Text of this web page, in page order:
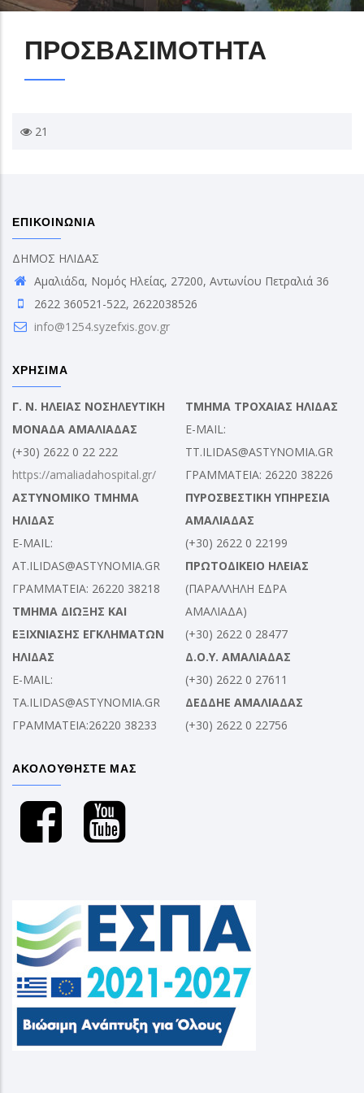
ΠΡΟΣΒΑΣΙΜΟΤΗΤΑ
21
ΕΠΙΚΟΙΝΩΝΙΑ
ΔΗΜΟΣ ΗΛΙΔΑΣ
Αμαλιάδα, Νομός Ηλείας, 27200, Αντωνίου Πετραλιά 36
2622 360521-522, 2622038526
info@1254.syzefxis.gov.gr
ΧΡΗΣΙΜΑ
Γ. Ν. ΗΛΕΙΑΣ ΝΟΣΗΛΕΥΤΙΚΗ
ΜΟΝΑΔΑ ΑΜΑΛΙΑΔΑΣ
(+30) 2622 0 22 222
https://amaliadahospital.gr/
ΑΣΤΥΝΟΜΙΚΟ ΤΜΗΜΑ
ΗΛΙΔΑΣ
E-MAIL:
AT.ILIDAS@ASTYNOMIA.GR
ΓΡΑΜΜΑΤΕΙΑ: 26220 38218
ΤΜΗΜΑ ΔΙΩΞΗΣ ΚΑΙ
ΕΞΙΧΝΙΑΣΗΣ ΕΓΚΛΗΜΑΤΩΝ
ΗΛΙΔΑΣ
E-MAIL:
TA.ILIDAS@ASTYNOMIA.GR
ΓΡΑΜΜΑΤΕΙΑ:26220 38233
ΤΜΗΜΑ ΤΡΟΧΑΙΑΣ ΗΛΙΔΑΣ
E-MAIL:
TT.ILIDAS@ASTYNOMIA.GR
ΓΡΑΜΜΑΤΕΙΑ: 26220 38226
ΠΥΡΟΣΒΕΣΤΙΚΗ ΥΠΗΡΕΣΙΑ
ΑΜΑΛΙΑΔΑΣ
(+30) 2622 0 22199
ΠΡΩΤΟΔΙΚΕΙΟ ΗΛΕΙΑΣ
(ΠΑΡΑΛΛΗΛΗ ΕΔΡΑ
ΑΜΑΛΙΑΔΑ)
(+30) 2622 0 28477
Δ.Ο.Υ. ΑΜΑΛΙΑΔΑΣ
(+30) 2622 0 27611
ΔΕΔΔΗΕ ΑΜΑΛΙΑΔΑΣ
(+30) 2622 0 22756
ΑΚΟΛΟΥΘΗΣΤΕ ΜΑΣ